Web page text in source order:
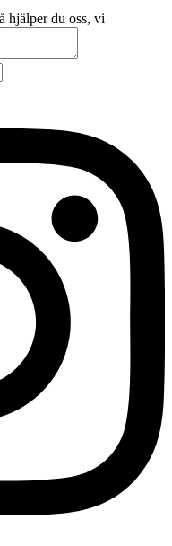
hjälper du oss, vi